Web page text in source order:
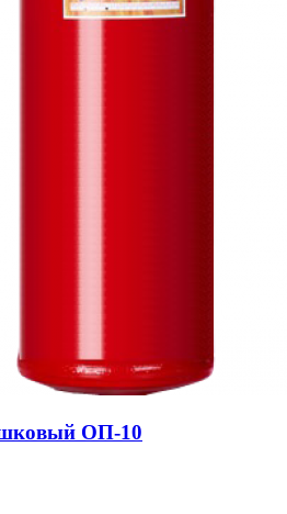
ОП-10